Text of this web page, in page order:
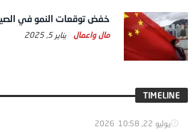
خفض توقعات النمو في
مال واعمال يناير 5, 2025
TIMELINE
يوليو 22, 2026 10:58